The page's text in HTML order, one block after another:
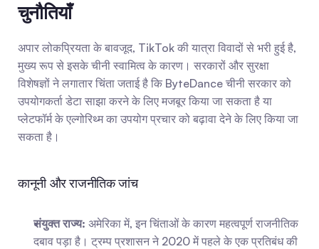
चुनौतियाँ
अपार लोकप्रियता के बावजूद, TikTok की यात्रा विवादों से भरी हुई है,
मुख्य रूप से इसके चीनी स्वामित्व के कारण। सरकारों और सुरक्षा
विशेषज्ञों ने लगातार चिंता जताई है कि ByteDance चीनी सरकार को
उपयोगकर्ता डेटा साझा करने के लिए मजबूर किया जा सकता है या
प्लेटफॉर्म के एल्गोरिथ्म का उपयोग प्रचार को बढ़ावा देने के लिए किया जा
सकता है।
कानूनी और राजनीतिक जांच
संयुक्त राज्य: अमेरिका में, इन चिंताओं के कारण महत्वपूर्ण राजनीतिक
दबाव पड़ा है। ट्रम्प प्रशासन ने 2020 में पहले के एक प्रतिबंध की